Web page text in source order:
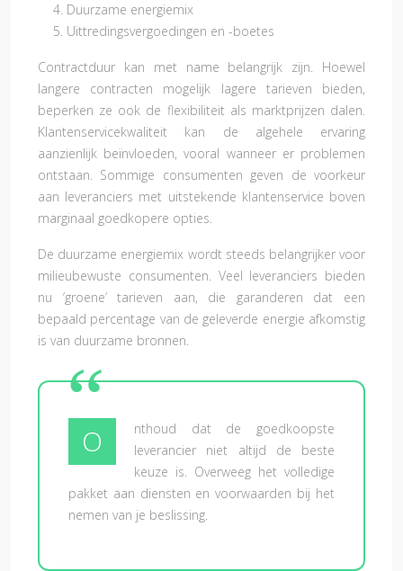
Duurzame energiemix
Uittredingsvergoedingen en -boetes
Contractduur kan met name belangrijk zijn. Hoewel
langere contracten mogelijk lagere tarieven bieden,
beperken ze ook de flexibiliteit als marktprijzen dalen.
Klantenservicekwaliteit kan de algehele ervaring
aanzienlijk beïnvloeden, vooral wanneer er problemen
ontstaan. Sommige consumenten geven de voorkeur
aan leveranciers met uitstekende klantenservice boven
marginaal goedkopere opties.
De duurzame energiemix wordt steeds belangrijker voor
milieubewuste consumenten. Veel leveranciers bieden
nu ‘groene’ tarieven aan, die garanderen dat een
bepaald percentage van de geleverde energie afkomstig
is van duurzame bronnen.
O
nthoud dat de goedkoopste
leverancier niet altijd de beste
keuze is. Overweeg het volledige
pakket aan diensten en voorwaarden bij het
nemen van je beslissing.